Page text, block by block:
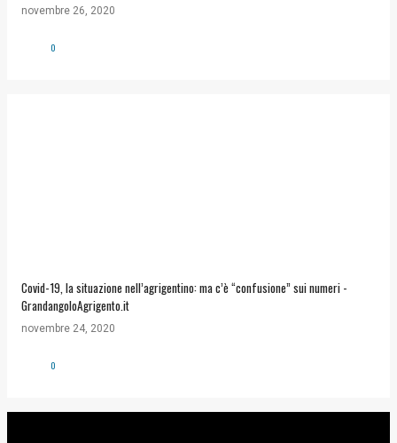
novembre 26, 2020
0
Covid-19, la situazione nell’agrigentino: ma c’è “confusione” sui numeri -
GrandangoloAgrigento.it
novembre 24, 2020
0